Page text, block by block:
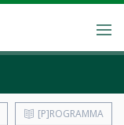
[P]ROGRAMMA